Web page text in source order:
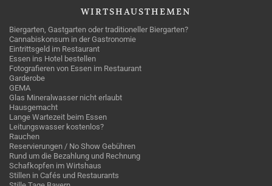
WIRTSHAUSTHEMEN
Biergarten, Gastgarten oder traditioneller Biergarten?
Cannabiskonsum in der Gastronomie
Eintrittsgeld im Restaurant
Essen ins Hotel bestellen
Fotografieren von Essen im Restaurant
Garderobe
GEMA
Glas Mineralwasser nicht erlaubt
Hausgemacht
Lange Wartezeit beim Essen
Leitungswasser kostenlos?
Rauchen
Reservierungen / No Show Gebühren
Rund um die Bezahlung und Rechnung
Schafkopfen im Wirtshaus
Stillen in Cafés und Restaurants